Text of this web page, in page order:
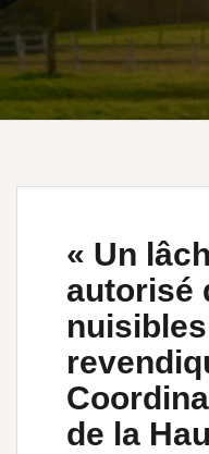
« Un
autorisé
de la